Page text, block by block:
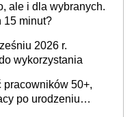
systemu i
ale i dla wybranych.
15 minut?
2026 r.
wykorzystania
pracowników 50+,
po urodzeniu